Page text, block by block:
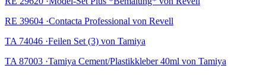
RE 39604 ·Contacta Professional von Revell
TA 74046 ·Feilen Set (3) von Tamiya
TA 87003 ·Tamiya Cement/Plastikkleber 40ml von Tamiya